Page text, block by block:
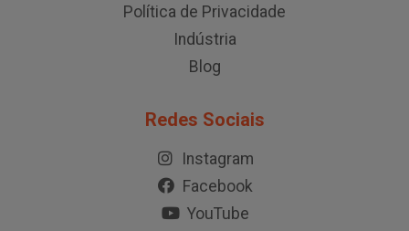
Política de Privacidade
Indústria
Blog
Redes Sociais
Instagram
Facebook
YouTube